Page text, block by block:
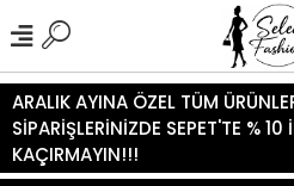
ARALIK AYINA ÖZEL TÜM
SİPARİŞLERİNİZDE SEPET'TE %
KAÇIRMAYIN!!!